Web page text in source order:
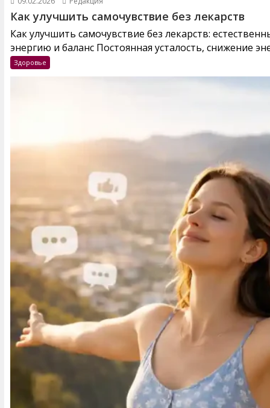
Как улучшить самочувствие без лекарств
Как улучшить самочувствие без лекарств:
энергию и баланс Постоянная усталость, снижение
Здоровье